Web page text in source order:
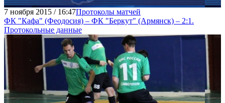
7 ноября 2015 / 16:47Протоколы матчей
ФК "Кафа" (Феодосия) – ФК "Беркут" (Армянск) – 2:1.
Протокольные данные